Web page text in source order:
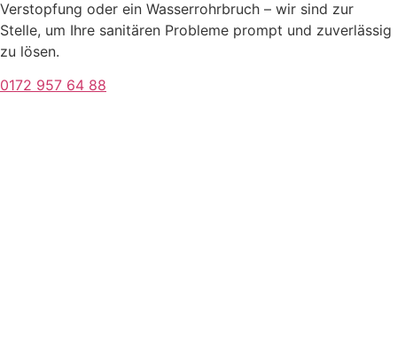
Verstopfung oder ein Wasserrohrbruch – wir sind zur
Stelle, um Ihre sanitären Probleme prompt und zuverlässig
zu lösen.
0172 957 64 88